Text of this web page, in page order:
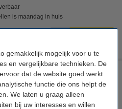
gemakkelijk mogelijk voor u te
en vergelijkbare technieken. De
dat de website goed werkt.
functie die ons helpt de
We laten u graag alleen
bij uw interesses en willen
is maandag in huis
V + 450 °C 8 W
specificaties en beschrijving